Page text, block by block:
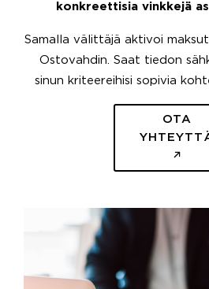
konkreettisia vinkkejä
Samalla välittäjä aktivoi
Ostovahdin. Saat tiedon
sinun kriteereihisi sopivia
OTA